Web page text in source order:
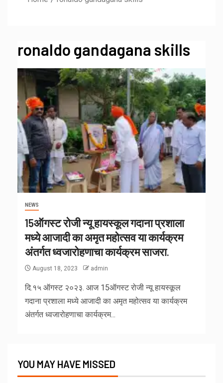
ronaldo gandagana skills
NEWS
15ऑगस्ट रोजी न्यू हायस्कूल गदाना प्रशाला
मध्ये आजादी का अमृत महोत्सव या कार्यक्रम
अंतर्गत ध्वजारोहणाचा कार्यक्रम साजरा.
August 18, 2023 admin
दि.१५ ऑगस्ट २०२३. आज 15ऑगस्ट रोजी न्यू हायस्कूल
गदाना प्रशाला मध्ये आजादी का अमृत महोत्सव या कार्यक्रम
अंतर्गत ध्वजारोहणाचा कार्यक्रम...
YOU MAY HAVE MISSED